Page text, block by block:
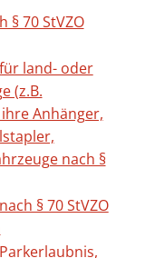
§ 70 StVZO
land- oder
(z.B.
Anhänger,
nach §
§ 70 StVZO